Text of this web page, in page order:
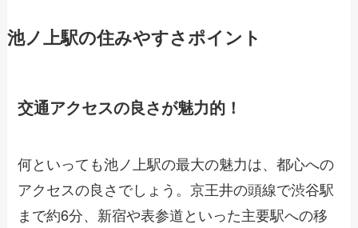
池ノ上駅の住みやすさポイント
交通アクセスの良さが魅力的！
何といっても池ノ上駅の最大の魅力は、都心への
アクセスの良さでしょう。京王井の頭線で渋谷駅
まで約6分、新宿や表参道といった主要駅への移